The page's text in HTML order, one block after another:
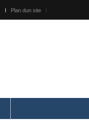
Plan dun site